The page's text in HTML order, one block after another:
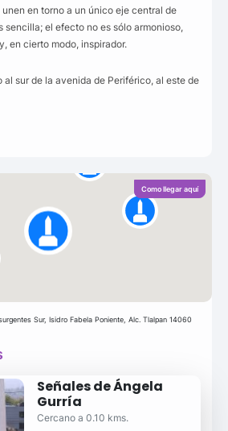
en torno a un único eje central de
sencilla; el efecto no es sólo armonioso,
en cierto modo, inspirador.
al sur de la avenida de Periférico, al este de
Como llegar aquí
Sur, Isidro Fabela Poniente, Alc. Tlalpan 14060
Señales de Ángela
Gurría
Cercano a 0.10 kms.